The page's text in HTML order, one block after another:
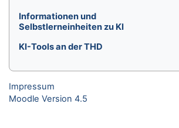
Informationen und
Selbstlerneinheiten zu KI
KI-Tools an der THD
Impressum
Moodle Version 4.5